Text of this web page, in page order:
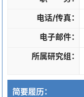
电话/传真：
电子邮件：
所属研究组：
简要履历：